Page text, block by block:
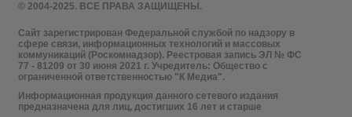
© 2004-2025. ВСЕ ПРАВА ЗАЩИЩЕНЫ.
Сайт зарегистрирован Федеральной службой по надзору в
сфере связи, информационных технологий и массовых
коммуникаций (Роскомнадзор). Реестровая запись ЭЛ № ФС
77 - 81209 от 30 июня 2021 г. Учредитель: Общество с
ограниченной ответственностью "К Медиа".
Информационная продукция данного сетевого издания
предназначена для лиц, достигших 16 лет и старше